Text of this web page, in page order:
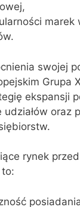
marek
swojej
Grupa
ekspansji
oraz
rynek